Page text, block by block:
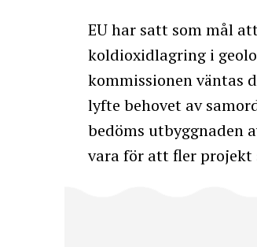
EU har satt som mål
koldioxidlagring i
kommissionen väntas
lyfte behovet av
bedöms utbyggnaden
vara för att fler projekt